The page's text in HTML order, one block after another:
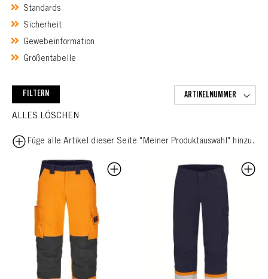
Standards
Sicherheit
Gewebeinformation
Größentabelle
FILTERN
ALLES LÖSCHEN
Füge alle Artikel dieser Seite "Meiner Produktauswahl" hinzu.